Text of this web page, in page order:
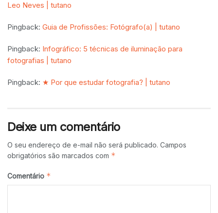
Leo Neves | tutano
Pingback: Guia de Profissões: Fotógrafo(a) | tutano
Pingback: Infográfico: 5 técnicas de iluminação para
fotografias | tutano
Pingback: ★ Por que estudar fotografia? | tutano
Deixe um comentário
O seu endereço de e-mail não será publicado. Campos
obrigatórios são marcados com *
Comentário *